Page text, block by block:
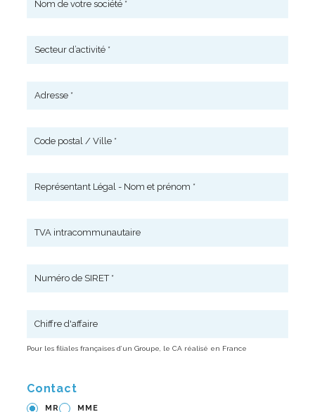
Pour les filiales françaises d’un Groupe, le CA réalisé en France
Contact
MR MME